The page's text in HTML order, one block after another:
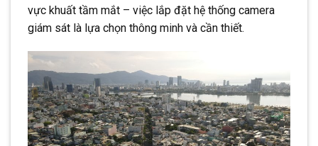
vực khuất tầm mắt – việc lắp đặt hệ thống camera
giám sát là lựa chọn thông minh và cần thiết.